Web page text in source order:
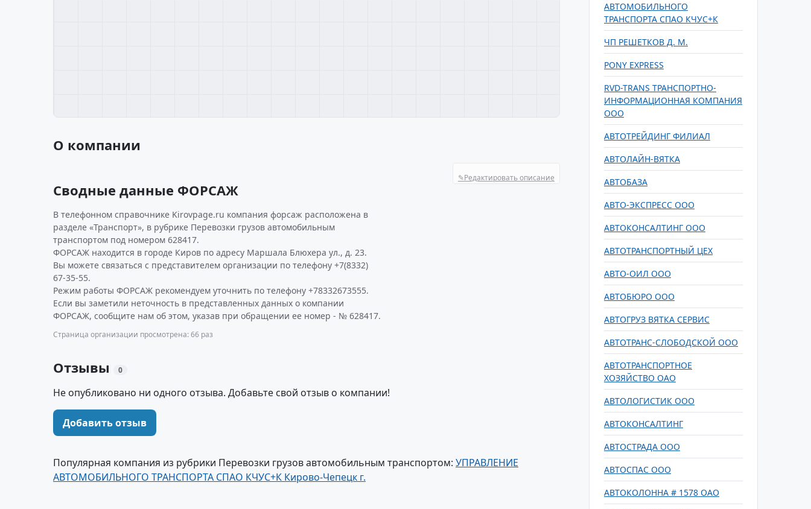
О компании
✎Редактировать описание
Сводные данные ФОРСАЖ
В телефонном справочнике Kirovpage.ru компания форсаж расположена в
разделе «Транспорт», в рубрике Перевозки грузов автомобильным
транспортом под номером 628417.
ФОРСАЖ находится в городе Киров по адресу Маршала Блюхера ул., д. 23.
Вы можете связаться с представителем организации по телефону +7(8332)
67-35-55.
Режим работы ФОРСАЖ рекомендуем уточнить по телефону +78332673555.
Если вы заметили неточность в представленных данных о компании
ФОРСАЖ, сообщите нам об этом, указав при обращении ее номер - № 628417.
Страница организации просмотрена: 66 раз
Отзывы 0
Не опубликовано ни одного отзыва. Добавьте свой отзыв о компании!
Добавить отзыв
Популярная компания из рубрики Перевозки грузов автомобильным транспортом: УПРАВЛЕНИЕ
АВТОМОБИЛЬНОГО ТРАНСПОРТА СПАО КЧУС+К Кирово-Чепецк г.
АВТОМОБИЛЬНОГО
ТРАНСПОРТА СПАО КЧУС+К
ЧП РЕШЕТКОВ Д. М.
PONY EXPRESS
RVD-TRANS ТРАНСПОРТНО-
ИНФОРМАЦИОННАЯ КОМПАНИЯ
ООО
АВТОТРЕЙДИНГ ФИЛИАЛ
АВТОЛАЙН-ВЯТКА
АВТОБАЗА
АВТО-ЭКСПРЕСС ООО
АВТОКОНСАЛТИНГ ООО
АВТОТРАНСПОРТНЫЙ ЦЕХ
АВТО-ОИЛ ООО
АВТОБЮРО ООО
АВТОГРУЗ ВЯТКА СЕРВИС
АВТОТРАНС-СЛОБОДСКОЙ ООО
АВТОТРАНСПОРТНОЕ
ХОЗЯЙСТВО ОАО
АВТОЛОГИСТИК ООО
АВТОКОНСАЛТИНГ
АВТОСТРАДА ООО
АВТОСПАС ООО
АВТОКОЛОННА # 1578 ОАО